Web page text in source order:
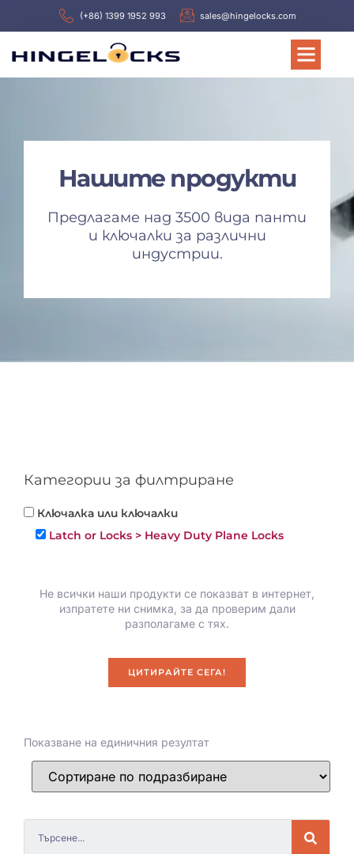
(+86) 1399 1952 993 sales@hingelocks.com
Нашите продукти
Предлагаме над 3500 вида панти
и ключалки за различни
индустрии.
Категории за филтриране
Ключалка или ключалки
Latch or Locks > Heavy Duty Plane Locks
Не всички наши продукти се показват в интернет,
изпратете ни снимка, за да проверим дали
разполагаме с тях.
ЦИТИРАЙТЕ СЕГА!
Показване на единичния резултат